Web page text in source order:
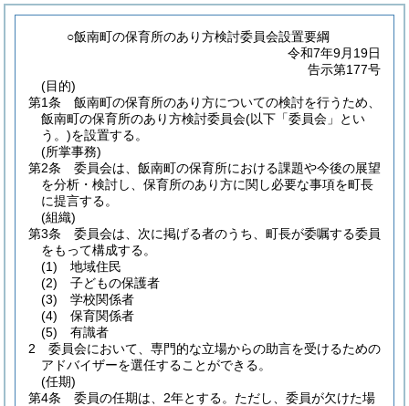
○飯南町の保育所のあり方検討委員会設置要綱
令和7年9月19日
告示第177号
(目的)
第1条
飯南町の保育所のあり方についての検討を行うため、
飯南町の保育所のあり方検討委員会(以下「委員会」とい
う。)を設置する。
(所掌事務)
第2条
委員会は、飯南町の保育所における課題や今後の展望
を分析・検討し、保育所のあり方に関し必要な事項を町長
に提言する。
(組織)
第3条
委員会は、次に掲げる者のうち、町長が委嘱する委員
をもって構成する。
(1)
地域住民
(2)
子どもの保護者
(3)
学校関係者
(4)
保育関係者
(5)
有識者
2
委員会において、専門的な立場からの助言を受けるための
アドバイザーを選任することができる。
(任期)
第4条
委員の任期は、2年とする。 ただし、委員が欠けた場